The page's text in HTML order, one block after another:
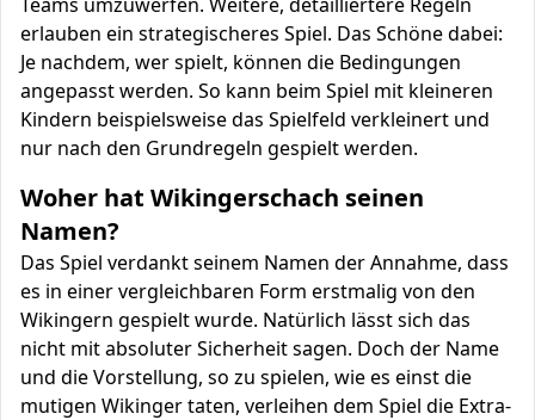
erlauben ein strategischeres Spiel. Das Schöne dabei:
Je nachdem, wer spielt, können die Bedingungen
angepasst werden. So kann beim Spiel mit kleineren
Kindern beispielsweise das Spielfeld verkleinert und
nur nach den Grundregeln gespielt werden.
Woher hat Wikingerschach seinen
Namen?
Das Spiel verdankt seinem Namen der Annahme, dass
es in einer vergleichbaren Form erstmalig von den
Wikingern gespielt wurde. Natürlich lässt sich das
nicht mit absoluter Sicherheit sagen. Doch der Name
und die Vorstellung, so zu spielen, wie es einst die
mutigen Wikinger taten, verleihen dem Spiel die Extra-